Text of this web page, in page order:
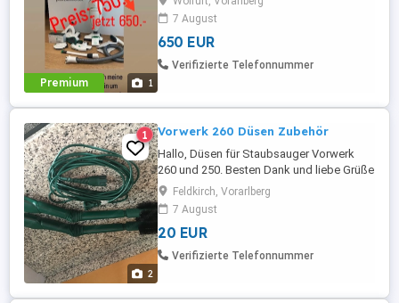
Premium 1
..Polstersauger usw
7 August
650 EUR
Verifizierte Telefonnummer
2
1 Vorwerk 260 Düsen Zubehör
Hallo, Düsen für Staubsauger Vorwerk
260 und 250. Besten Dank und liebe Grüße
nachhause
Feldkirch, Vorarlberg
7 August
20 EUR
Verifizierte Telefonnummer